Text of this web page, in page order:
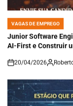
POSTED
IN
VAGAS DE EMPREGO
Junior Software
AI-First e Construir
on
20/04/2026